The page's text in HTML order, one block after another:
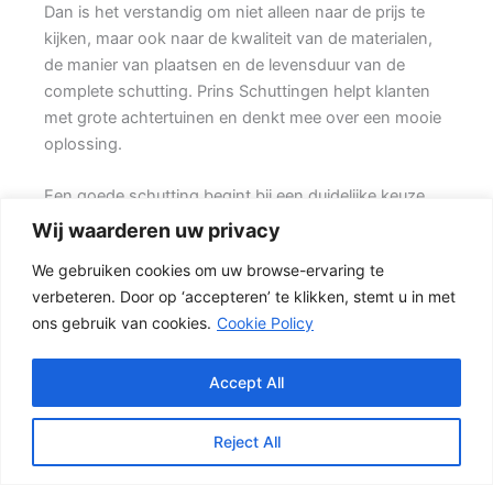
Wij waarderen uw privacy
We gebruiken cookies om uw browse-ervaring te
verbeteren. Door op ‘accepteren’ te klikken, stemt u in met
ons gebruik van cookies. Cookie Policy
Reject All
Accept All
Dan is het verstandig om niet alleen naar de prijs te
kijken, maar ook naar de kwaliteit van de materialen,
de manier van plaatsen en de levensduur van de
complete schutting. Prins Schuttingen helpt klanten
met grote achtertuinen en denkt mee over een mooie
oplossing.
Een goede schutting begint bij een duidelijke keuze.
Wilt u vooral privacy, dan is een dichte schutting
meestal de beste keuze. Ook de ondergrond, de
lengte van de schutting en de aanwezigheid van
poorten of hoeken hebben invloed op de beste
oplossing.
De juiste keuze voor uw tuin
In veel tuinen wordt gekozen voor een combinatie
van hout en beton. {Het beton zorgt voor een sterke